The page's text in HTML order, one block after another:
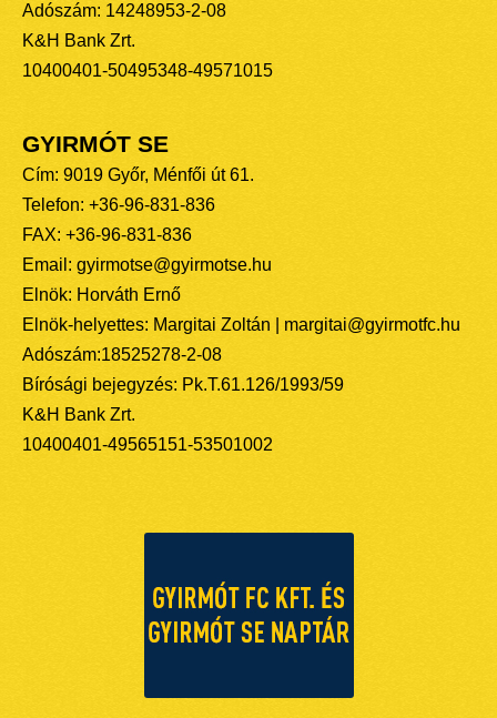
Adószám: 14248953-2-08
K&H Bank Zrt.
10400401-50495348-49571015
GYIRMÓT SE
Cím: 9019 Győr, Ménfői út 61.
Telefon: +36-96-831-836
FAX: +36-96-831-836
Email: gyirmotse@gyirmotse.hu
Elnök: Horváth Ernő
Elnök-helyettes: Margitai Zoltán | margitai@gyirmotfc.hu
Adószám:18525278-2-08
Bírósági bejegyzés: Pk.T.61.126/1993/59
K&H Bank Zrt.
10400401-49565151-53501002